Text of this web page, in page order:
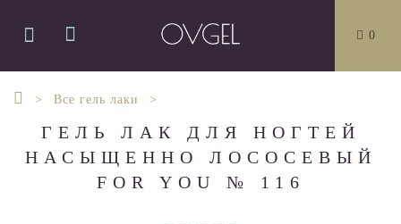
0
Все гель лаки
ГЕЛЬ ЛАК ДЛЯ НОГТЕЙ
НАСЫЩЕННО ЛОСОСЕВЫЙ
FOR YOU № 116